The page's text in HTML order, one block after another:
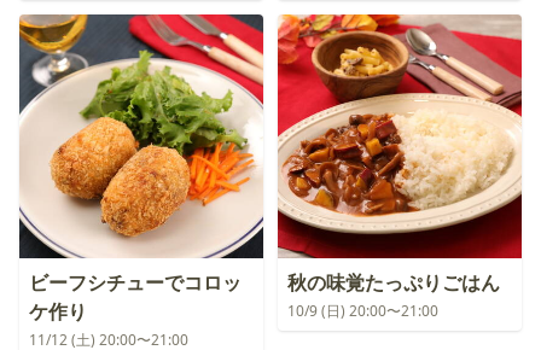
ビーフシチューでコロッ
ケ作り
11/12 (土) 20:00〜21:00
秋の味覚たっぷりごはん
10/9 (日) 20:00〜21:00